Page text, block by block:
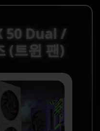
50 Dual /
(트윈 팬)